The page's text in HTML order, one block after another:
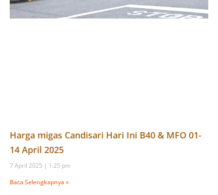
Harga migas Candisari Hari Ini B40 & MFO 01-
14 April 2025
7 April 2025
1:25 pm
Baca Selengkapnya »